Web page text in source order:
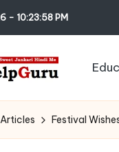
- 10:23:59 PM
Festival